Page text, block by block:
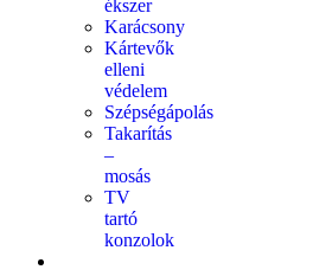
ékszer
Karácsony
Kártevők
elleni
védelem
Szépségápolás
Takarítás
–
mosás
TV
tartó
konzolok